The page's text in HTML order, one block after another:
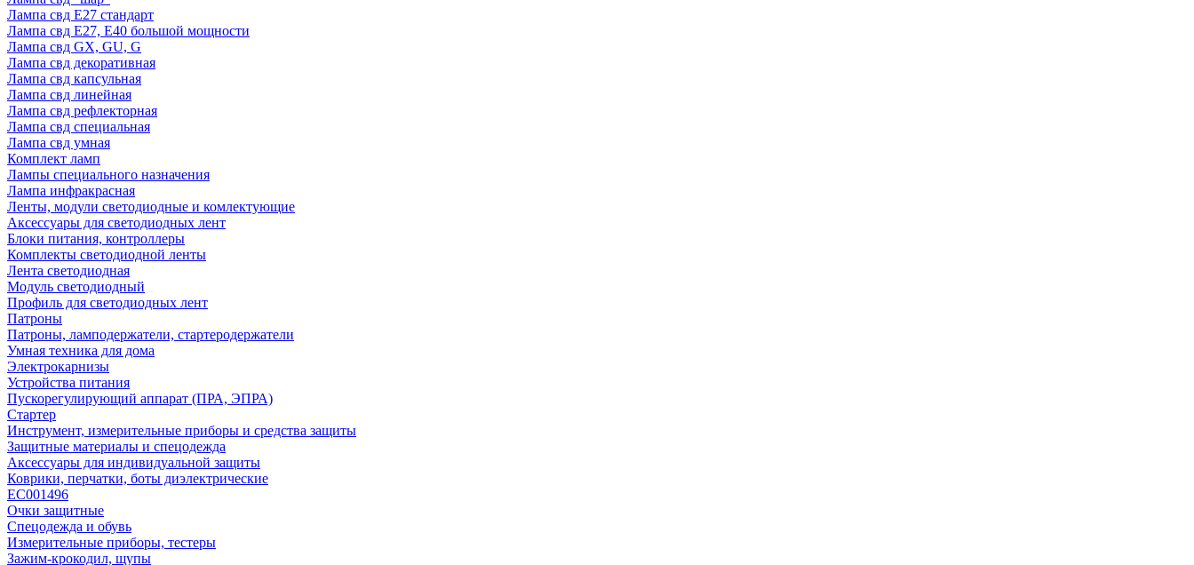
Лампа свд E27 стандарт
Лампа свд E27, Е40 большой мощности
Лампа свд GX, GU, G
Лампа свд декоративная
Лампа свд капсульная
Лампа свд линейная
Лампа свд рефлекторная
Лампа свд специальная
Лампа свд умная
Комплект ламп
Лампы специального назначения
Лампа инфракрасная
Ленты, модули светодиодные и комлектующие
Аксессуары для светодиодных лент
Блоки питания, контроллеры
Комплекты светодиодной ленты
Лента светодиодная
Модуль светодиодный
Профиль для светодиодных лент
Патроны
Патроны, ламподержатели, стартеродержатели
Умная техника для дома
Электрокарнизы
Устройства питания
Пускорегулирующий аппарат (ПРА, ЭПРА)
Стартер
Инструмент, измерительные приборы и средства защиты
Защитные материалы и спецодежда
Аксессуары для индивидуальной защиты
Коврики, перчатки, боты диэлектрические
EC001496
Очки защитные
Спецодежда и обувь
Измерительные приборы, тестеры
Зажим-крокодил, щупы